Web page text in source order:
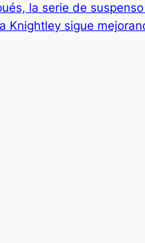
la serie de
Knightley sigue